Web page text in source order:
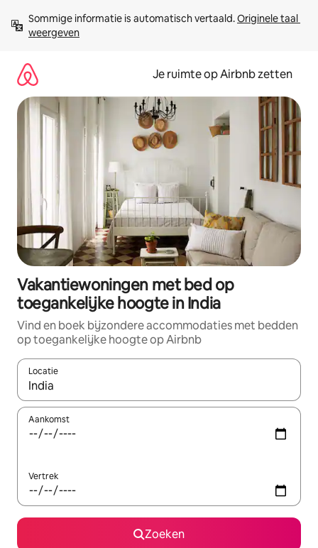
direct
naar
Sommige informatie is automatisch vertaald. Originele taal
weergeven
Je ruimte op Airbnb zetten
Vakantiewoningen met bed op
toegankelijke hoogte in India
Vind en boek bijzondere accommodaties met bedden
op toegankelijke hoogte op Airbnb
Locatie
Wanneer er suggesties beschikbaar zijn, maak je een keuze
Aankomst
Vertrek
Zoeken